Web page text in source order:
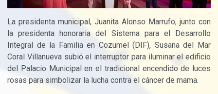
La presidenta municipal, Juanita Alonso Marrufo, junto con
la presidenta honoraria del Sistema para el Desarrollo
Integral de la Familia en Cozumel (DIF), Susana del Mar
Coral Villanueva subió el interruptor para iluminar el edificio
del Palacio Municipal en el tradicional encendido de luces
rosas para simbolizar la lucha contra el cáncer de mama.